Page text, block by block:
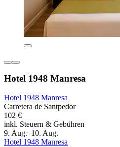
Hotel 1948 Manresa
Hotel 1948 Manresa
Carretera de Santpedor
102 €
inkl. Steuern & Gebühren
9. Aug.–10. Aug.
Hotel 1948 Manresa